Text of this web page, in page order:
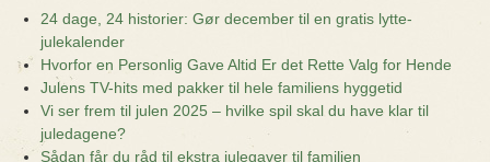
24 dage, 24 historier: Gør december til en gratis lytte-
julekalender
Hvorfor en Personlig Gave Altid Er det Rette Valg for Hende
Julens TV-hits med pakker til hele familiens hyggetid
Vi ser frem til julen 2025 – hvilke spil skal du have klar til
juledagene?
Sådan får du råd til ekstra julegaver til familien